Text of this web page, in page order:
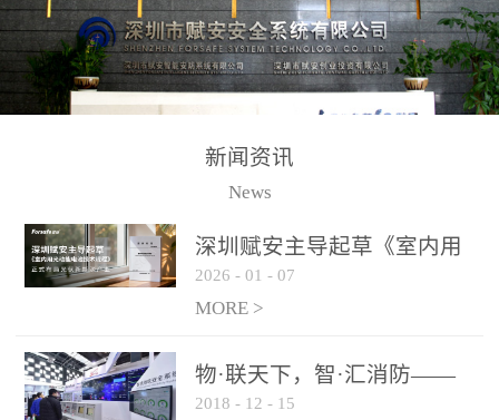
尤其是目前众多的大型影
剧院、会议展览中心、体
育馆、大型仓库和隧道空
间等，其建筑结构特殊、
火灾隐患多。一旦发生火
传统的火灾关测器无法被
及时缺发，不能及早发现
和有效扑救火火，这不仅
力和闲难，同时也将造成
巨大的经济损失和社会影
路状态检测与保护技术、
后向光电感烟探测技术、
高可靠的系统抗干扰技术
等多项专利技术和专有技
警领域三十多年技术积累
和工程实践的结晶。
新闻资讯
News
深圳赋安主导起草《室内用
光动能电池技术规程》 正式
布局光伏新能源产业
2026 - 01 - 07
MORE >
物·联天下，智·汇消防——
赋安F&S 2018上海消防展圆
2018 - 12 - 15